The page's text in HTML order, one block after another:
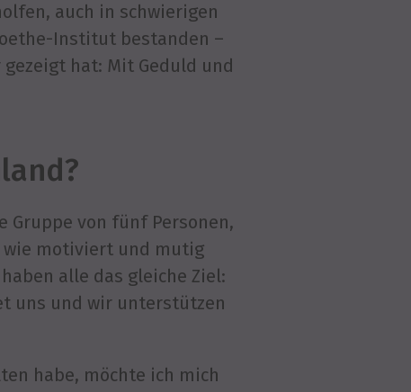
auch in schwierigen
Institut bestanden –
hat: Mit Geduld und
Gruppe von fünf Personen,
wie motiviert und mutig
alle das gleiche Ziel:
uns und wir unterstützen
habe, möchte ich mich